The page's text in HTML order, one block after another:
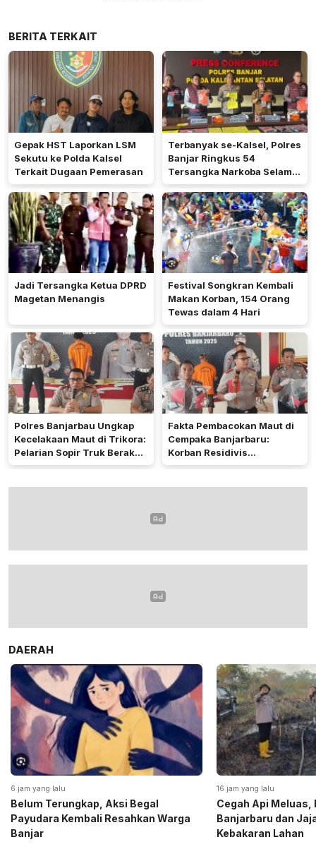
BERITA TERKAIT
Gepak HST Laporkan LSM
Sekutu ke Polda Kalsel
Terkait Dugaan Pemerasan
Terbanyak se-Kalsel, Polres
Banjar Ringkus 54
Tersangka Narkoba Selama
Operasi Antik 2026
Jadi Tersangka Ketua DPRD
Magetan Menangis
Festival Songkran Kembali
Makan Korban, 154 Orang
Tewas dalam 4 Hari
Polres Banjarbau Ungkap
Kecelakaan Maut di Trikora:
Pelarian Sopir Truk Berakhir
di Kalteng
Fakta Pembacokan Maut di
Cempaka Banjarbaru:
Korban Residivis
Pembunuhan
DAERAH
6 jam yang lalu
Belum Terungkap, Aksi Begal
Payudara Kembali Resahkan Warga
Banjar
16 jam yang lalu
Cegah Api Meluas,
Banjarbaru dan
Kebakaran Lahan